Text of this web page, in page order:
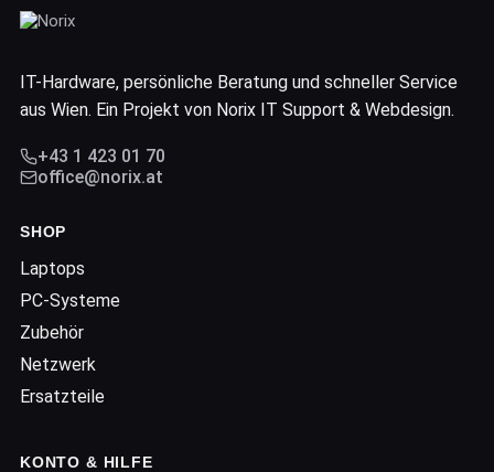
IT-Hardware, persönliche Beratung und schneller Service
aus Wien. Ein Projekt von Norix IT Support & Webdesign.
+43 1 423 01 70
office@norix.at
SHOP
Laptops
PC-Systeme
Zubehör
Netzwerk
Ersatzteile
KONTO & HILFE